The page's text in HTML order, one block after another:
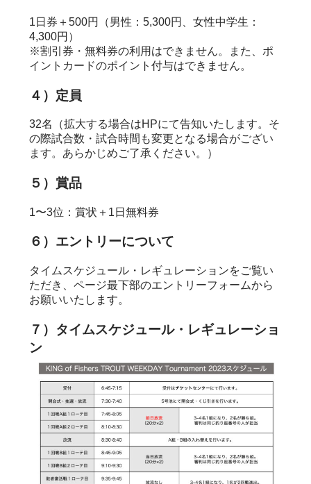
1日券＋500円（男性：5,300円、女性中学生：
4,300円）
※割引券・無料券の利用はできません。また、ポ
イントカードのポイント付与はできません。
４）定員
32名（拡大する場合はHPにて告知いたします。そ
の際試合数・試合時間も変更となる場合がござい
ます。あらかじめご了承ください。）
５）賞品
1〜3位：賞状＋1日無料券
６）エントリーについて
タイムスケジュール・レギュレーションをご覧い
ただき、ページ最下部のエントリーフォームから
お願いいたします。
７）タイムスケジュール・レギュレーショ
ン